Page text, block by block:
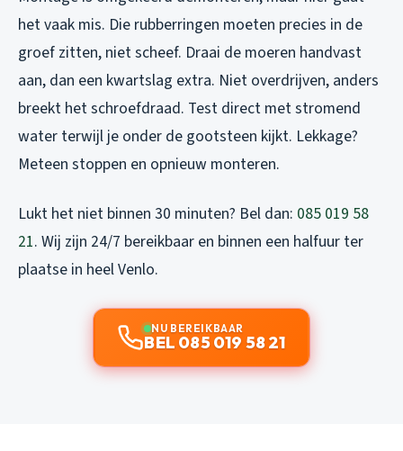
het vaak mis. Die rubberringen moeten precies in de
groef zitten, niet scheef. Draai de moeren handvast
aan, dan een kwartslag extra. Niet overdrijven, anders
breekt het schroefdraad. Test direct met stromend
water terwijl je onder de gootsteen kijkt. Lekkage?
Meteen stoppen en opnieuw monteren.
Lukt het niet binnen 30 minuten? Bel dan: 085 019 58
21. Wij zijn 24/7 bereikbaar en binnen een halfuur ter
plaatse in heel Venlo.
NU BEREIKBAAR
BEL 085 019 58 21